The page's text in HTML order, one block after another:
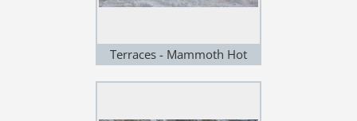
Terraces - Mammoth Hot